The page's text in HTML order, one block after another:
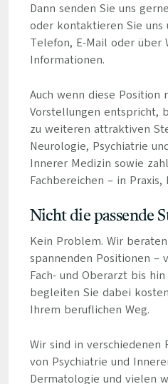
Dann senden Sie uns
oder kontaktieren Sie
Telefon, E-Mail oder über
Informationen.
Auch wenn diese Position
Vorstellungen entspricht,
zu weiteren attraktiven
Neurologie, Psychiatrie
Innerer Medizin sowie
Fachbereichen – in Praxis,
Nicht die passende
Kein Problem. Wir
spannenden Positionen –
Fach- und Oberarzt bis
begleiten Sie dabei
Ihrem beruflichen Weg.
Wir sind in verschiedenen
von Psychiatrie und
Dermatologie und vielen